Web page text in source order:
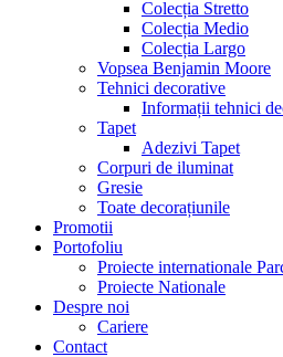
Colecția Stretto
Colecția Medio
Colecția Largo
Vopsea Benjamin Moore
Tehnici decorative
Informații tehnici
Tapet
Adezivi Tapet
Corpuri de iluminat
Gresie
Toate decorațiunile
Promotii
Portofoliu
Proiecte internationale
Proiecte Nationale
Despre noi
Cariere
Contact